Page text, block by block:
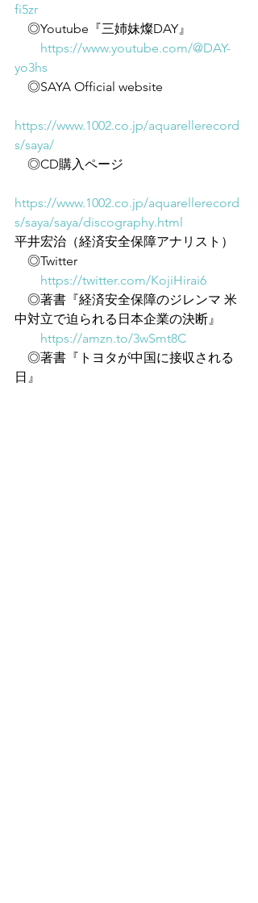
fi5zr
◎Youtube『三姉妹燦DAY』
https://www.youtube.com/@DAY-
yo3hs
◎SAYA Official website
https://www.1002.co.jp/aquarellerecord
s/saya/
◎CD購入ページ
https://www.1002.co.jp/aquarellerecord
s/saya/saya/discography.html
平井宏治（経済安全保障アナリスト）
◎Twitter
https://twitter.com/KojiHirai6
◎著書『経済安全保障のジレンマ 米
中対立で迫られる日本企業の決断』
https://amzn.to/3wSmt8C
◎著書『トヨタが中国に接収される
日』